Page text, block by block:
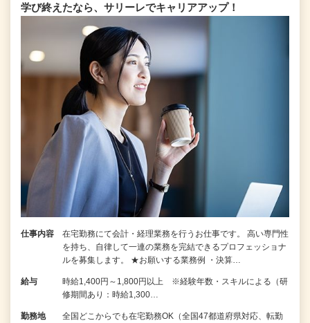
学び終えたなら、サリーレでキャリアアップ！
仕事内容
在宅勤務にて会計・経理業務を行うお仕事です。 高い専門性
を持ち、自律して一連の業務を完結できるプロフェッショナ
ルを募集します。 ★お願いする業務例 ・決算…
給与
時給1,400円～1,800円以上 ※経験年数・スキルによる（研
修期間あり：時給1,300…
勤務地
全国どこからでも在宅勤務OK（全国47都道府県対応、転勤